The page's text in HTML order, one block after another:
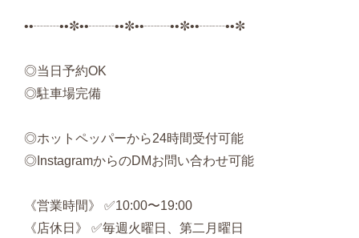
••┈┈••✼••┈┈••✼••┈┈••✼••┈┈••✼
◎当日予約OK
◎駐車場完備
◎ホットペッパーから24時間受付可能
◎InstagramからのDMお問い合わせ可能
《営業時間》 ✅10:00〜19:00
《店休日》 ✅毎週火曜日、第二月曜日